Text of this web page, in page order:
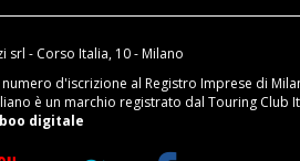
srl - Corso Italia, 10 - Milano
d'iscrizione al Registro Imprese di
è un marchio registrato dal Touring Club
digitale